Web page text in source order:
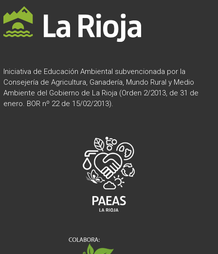
Iniciativa de Educación Ambiental subvencionada por la
Consejería de Agricultura, Ganadería, Mundo Rural y Medio
Ambiente del Gobierno de La Rioja (Orden 2/2013, de 31 de
enero. BOR nº 22 de 15/02/2013).